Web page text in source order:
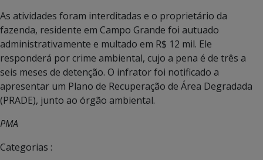
As atividades foram interditadas e o proprietário da
fazenda, residente em Campo Grande foi autuado
administrativamente e multado em R$ 12 mil. Ele
responderá por crime ambiental, cujo a pena é de três a
seis meses de detenção. O infrator foi notificado a
apresentar um Plano de Recuperação de Área Degradada
(PRADE), junto ao órgão ambiental.
PMA
Categorias :